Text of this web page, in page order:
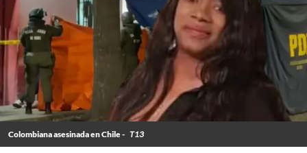
Colombiana asesinada en Chile - T13